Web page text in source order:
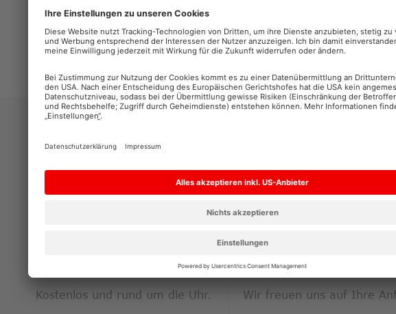
WIR BERATEN SIE
SERVICELINE
0800 / 660 660
Kostenlos und rund um die Uhr. Wir freuen uns auf Ihre